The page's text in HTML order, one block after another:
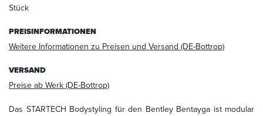
Stück
PREISINFORMATIONEN
Weitere Informationen zu Preisen und Versand (DE-Bottrop)
VERSAND
Preise ab Werk (DE-Bottrop)
Das STARTECH Bodystyling für den Bentley Bentayga ist modular
Mail
info@startech.de
widerrufen.
Informationen
zum
Umgang
mit